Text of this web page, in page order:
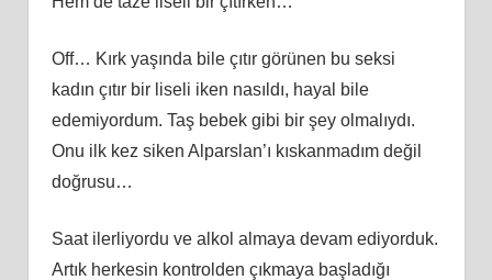
Off… Kırk yaşında bile çıtır görünen bu seksi
kadın çıtır bir liseli iken nasıldı, hayal bile
edemiyordum. Taş bebek gibi bir şey olmalıydı.
Onu ilk kez siken Alparslan’ı kıskanmadım değil
doğrusu…
Saat ilerliyordu ve alkol almaya devam ediyorduk.
Artık herkesin kontrolden çıkmaya başladığı